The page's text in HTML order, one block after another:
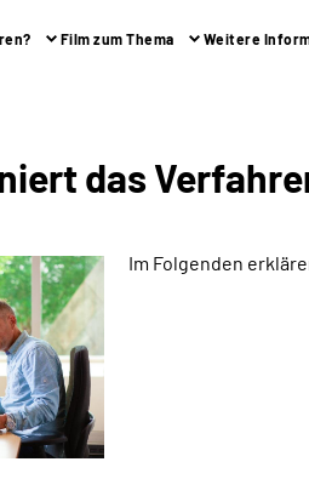
Film zum Thema Weitere
das
Im Folgenden